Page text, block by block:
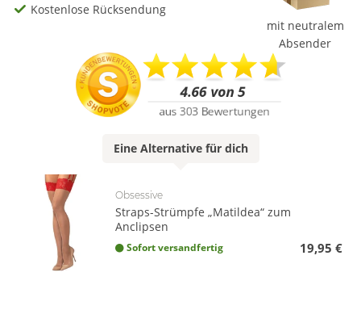
Kostenlose Rücksendung
mit neutralem
Absender
Eine Alternativefür dich
Obsessive
Straps-Strümpfe „Matildea“ zum
Anclipsen
Sofort versandfertig 19,95 €